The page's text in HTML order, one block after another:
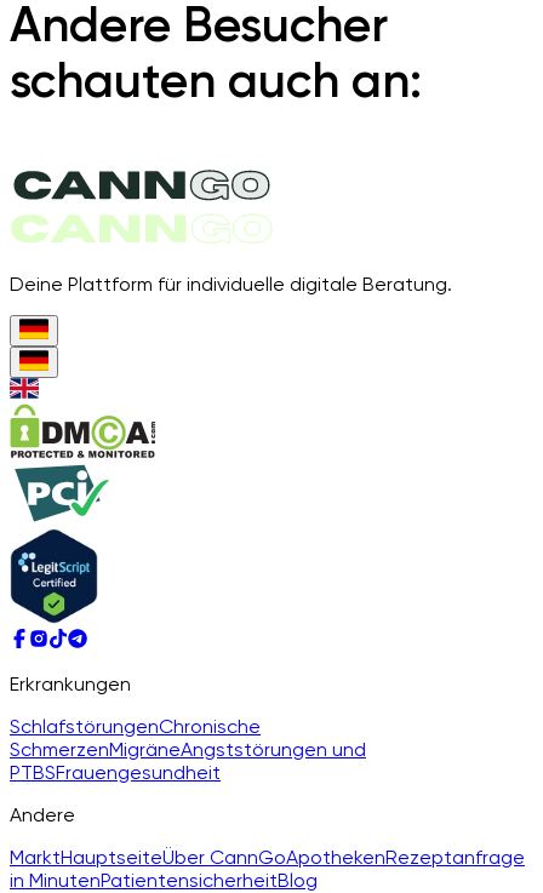
Andere Besucher
schauten auch an:
Deine Plattform für individuelle digitale Beratung.
Erkrankungen
SchlafstörungenChronische
SchmerzenMigräneAngststörungen und
PTBSFrauengesundheit
Andere
MarktHauptseiteÜber CannGoApothekenRezeptanfrage
in MinutenPatientensicherheitBlog